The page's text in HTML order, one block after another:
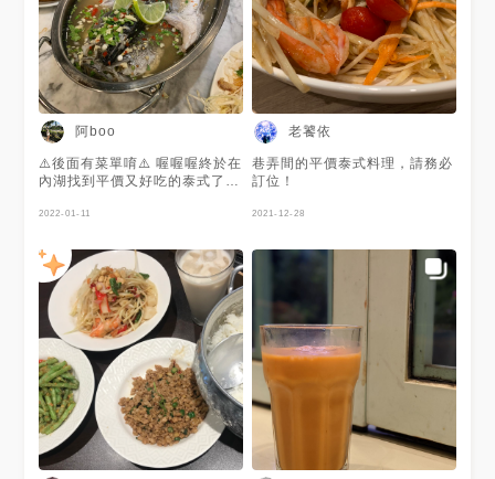
阿boo
⚠️後面有菜單唷⚠️ 喔喔喔終於在
內湖找到平價又好吃的泰式了😍
議大家要先訂位或是可以先來候
港墘 #港墘美食 #港墘站 #港墘
站美食 #737巷美食 #內湖 #內
湖美食 #內湖區 #內湖區美食
#pming泰式廚坊 #泰式 #泰式
料理 #檸檬魚 #椒麻雞 #月亮蝦
餅 #台北 #台北美食 #台北美食
推薦 #台灣 #台灣美食 #相機食
先 #相機先食 #taipei
#taipeifood #taipeifoodie
#taiwan #taiwanfood
#taiwanfoodie
2022-01-11
老饕依
巷弄間的平價泰式料理，請務必
訂位！
2021-12-28